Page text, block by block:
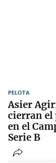
PELOTA
Asier
cierran el
en el
Serie B